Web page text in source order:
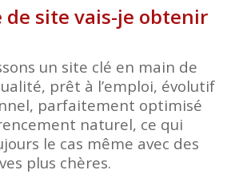
de site vais-je obtenir
un site clé en main de
prêt à l’emploi, évolutif
parfaitement optimisé
naturel, ce qui
le cas même avec des
plus chères.